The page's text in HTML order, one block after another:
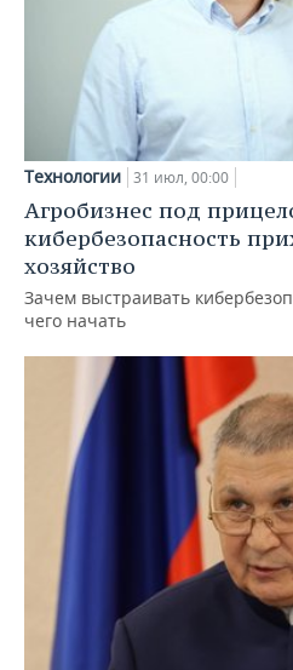
Технологии 31 июл, 00:00
Агробизнес под
кибербезопасность
хозяйство
Зачем выстраивать
чего начать